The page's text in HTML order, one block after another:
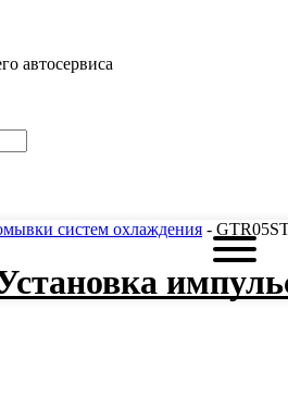
автосервиса
систем охлаждения -